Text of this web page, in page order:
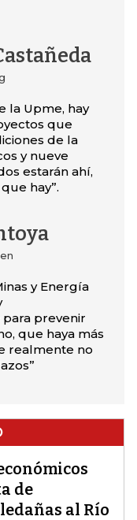
la Upme, hay
que
de la
y nueve
estarán ahí,
hay”.
y Energía
prevenir
que haya más
realmente no
de
al Río